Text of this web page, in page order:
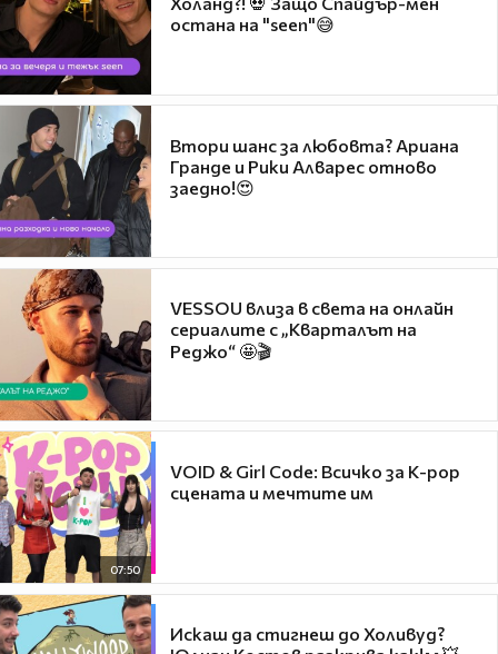
остана на "seen"😅
Втори шанс за любовта? Ариана
Гранде и Рики Алварес отново
заедно!😍
VESSOU влиза в света на онлайн
сериалите с „Кварталът на
Реджо“ 🤩🎬
07:50
VOID & Girl Code: Всичко за K-pop
сцената и мечтите им
Искаш да стигнеш до Холивуд?